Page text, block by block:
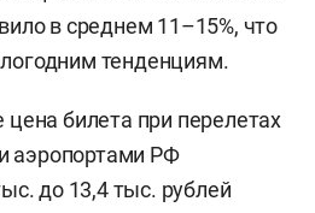
в среднем 11–15%, что
тенденциям.
билета при перелетах
аэропортами РФ
до 13,4 тыс. рублей